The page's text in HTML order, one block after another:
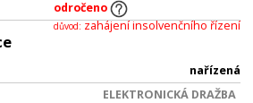
odročeno
důvod:zahájení insolvenčního řízení
nařízená
ELEKTRONICKÁ DRAŽBA